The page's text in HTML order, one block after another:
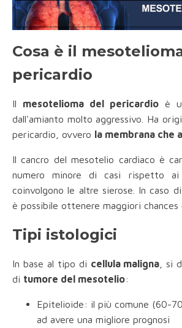
Cosa è il
pericardio
Il mesotelioma del pericardio è
dall'amianto molto aggressivo. Ha
pericardio, ovvero la membrana che
Il cancro del mesotelio cardiaco è
numero minore di casi rispetto ai
coinvolgono le altre sierose. In caso
è possibile ottenere maggiori chances
Tipi istologici
In base al tipo di cellula maligna , si
di tumore del mesotelio:
Epitelioide: il più comune (60-
ad avere una migliore prognosi